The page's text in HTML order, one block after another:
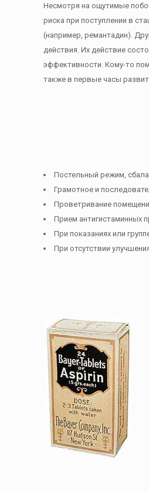
Несмотря на ощутимые
риска при поступлении в
(например, ремантадин).
действия. Их действие
эффективности. Кому-то
также в первые часы
Постельный режим,
Грамотное и
Проветривание
Прием антигистаминных
При показаниях или
При отсутствии